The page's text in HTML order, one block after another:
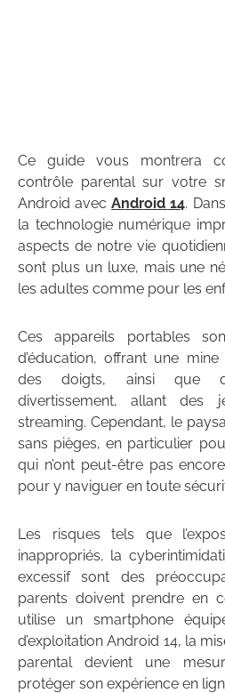
Ce guide vous montrera
contrôle parental sur votre
Android avecAndroid 14.
la technologie numérique
aspects de notre vie
sont plus un luxe, mais une
les adultes comme pour les
Ces appareils portables
d’éducation, offrant une
des doigts, ainsi que
divertissement, allant des
streaming. Cependant, le
sans pièges, en particulier
qui n’ont peut-être pas
pour y naviguer en toute
Les risques tels que
inappropriés, la
excessif sont des
parents doivent prendre en
utilise un smartphone
d’exploitation Android 14, la
parental devient une
protéger son expérience en